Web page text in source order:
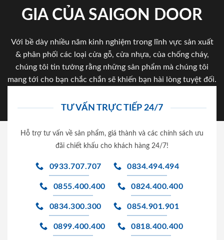
GIA CỦA SAIGON DOOR
Với bề dày nhiều năm kinh nghiệm trong lĩnh vực sản xuất
& phân phối các loại cửa gỗ, cửa nhựa, của chống cháy,
chúng tôi tin tưởng rằng những sản phẩm mà chúng tôi
mang tới cho bạn chắc chắn sẽ khiến bạn hài lòng tuyệt đối.
TƯ VẤN TRỰC TIẾP 24/7
Hỗ trợ tư vấn về sản phẩm, giá thành và các chính sách ưu
đãi chiết khấu cho khách hàng 24/7!
0933.707.707 0834.494.494
0855.400.400 0824.400.400
0834.300.300 0854.901.901
0899.400.400 0818.400.400